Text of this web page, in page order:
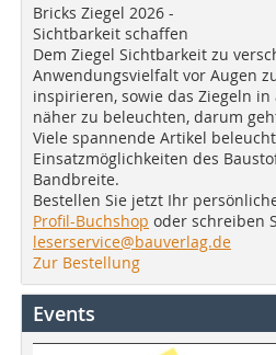
Bricks Ziegel 2026 -
Sichtbarkeit schaffen
Dem Ziegel Sichtbarkeit zu
Anwendungsvielfalt vor Augen
inspirieren, sowie das Ziegeln
näher zu beleuchten, darum
Viele spannende Artikel
Einsatzmöglichkeiten des
Bandbreite.
Bestellen Sie jetzt Ihr
Profil-Buchshop oder schreiben
leserservice@bauverlag.de
Zur Bestellung
Events